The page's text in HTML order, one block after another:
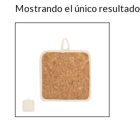
Mostrando el único resultado
producto
tiene
múltiples
variantes.